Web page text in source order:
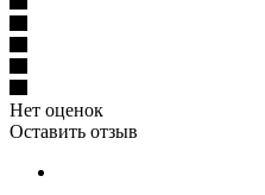
Нет оценок
Оставить отзыв